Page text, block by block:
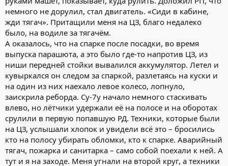
немного не дорулил, стал двигатель. «Сиди в кабине,
жди тягач». Притащили меня на ЦЗ, благо недалеко
было, на водиле за тягачём.
А оказалось, что на спарке после посадки, во время
выпуска парашюта, а это было где-то напротив ЦЗ, из
ниши передней стойки вывалился аккумулятор. Летел и
кувыркался он следом за спаркой, разлетаясь на куски и
на один из них наехало левое колесо, лопнуло,
заискрила реборда. Су-7у начало немного стаскивать
влево, но лётчики удержали её на полосе и на оборотах
срулили в первую попавшую РД. Техники, которые были
на ЦЗ, услышали хлопок и увидели всё это – бросились
кто на полосу убирать обломки, кто к спарке. Аварийный
тягач, пожарка и санитарка – само собой поехали к ней. А
тут и я на заходе. Меня угнали на второй круг, а техники